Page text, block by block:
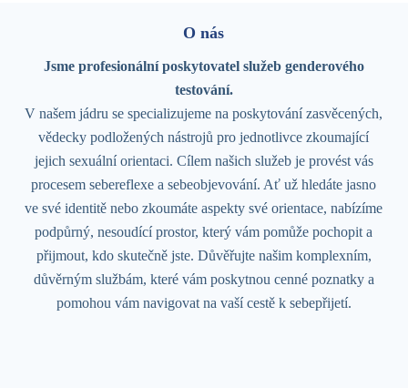
O nás
Jsme profesionální poskytovatel služeb genderového
testování.
V našem jádru se specializujeme na poskytování zasvěcených,
vědecky podložených nástrojů pro jednotlivce zkoumající
jejich sexuální orientaci. Cílem našich služeb je provést vás
procesem sebereflexe a sebeobjevování. Ať už hledáte jasno
ve své identitě nebo zkoumáte aspekty své orientace, nabízíme
podpůrný, nesoudící prostor, který vám pomůže pochopit a
přijmout, kdo skutečně jste. Důvěřujte našim komplexním,
důvěrným službám, které vám poskytnou cenné poznatky a
pomohou vám navigovat na vaší cestě k sebepřijetí.